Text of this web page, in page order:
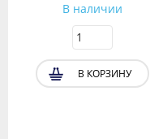
В наличии
В КОРЗИНУ